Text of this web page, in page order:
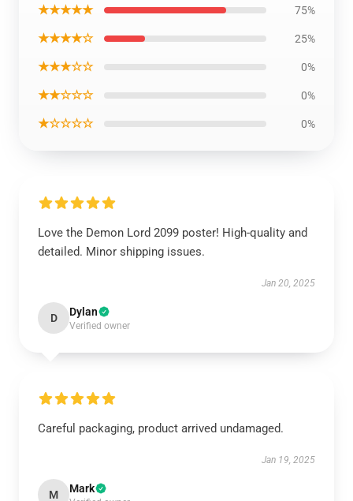
★★★★★ 75%
★★★★☆ 25%
★★★☆☆ 0%
★★☆☆☆ 0%
★☆☆☆☆ 0%
Love the Demon Lord 2099 poster! High-quality and
detailed. Minor shipping issues.
Jan 20, 2025
D Dylan
Verified owner
Careful packaging, product arrived undamaged.
Jan 19, 2025
M Mark